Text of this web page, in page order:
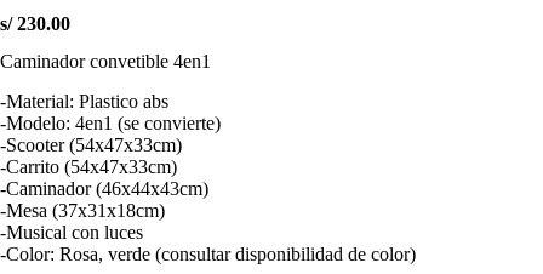
s/230.00
Caminador convetible 4en1
-Material: Plastico abs
-Modelo: 4en1 (se convierte)
-Scooter (54x47x33cm)
-Carrito (54x47x33cm)
-Caminador (46x44x43cm)
-Mesa (37x31x18cm)
-Musical con luces
-Color: Rosa, verde (consultar disponibilidad de color)